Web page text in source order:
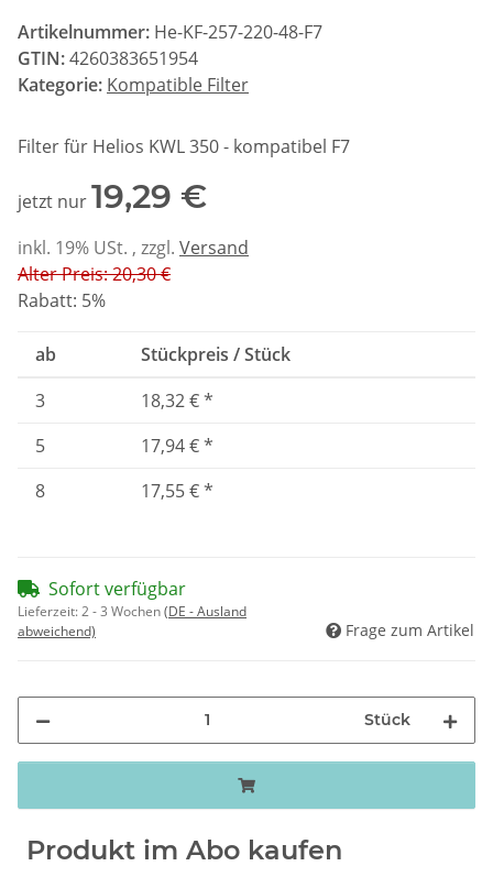
Artikelnummer: He-KF-257-220-48-F7
GTIN:4260383651954
Kategorie: Kompatible Filter
Filter für Helios KWL 350 - kompatibel F7
jetzt nur19,29 €
inkl. 19% USt. , zzgl. Versand
Alter Preis: 20,30 €
Rabatt: 5%
ab
Stückpreis / Stück
3
18,32 €*
5
17,94 €*
8
17,55 €*
Sofort verfügbar
Lieferzeit:2 - 3 Wochen(DE - Ausland
abweichend)
Frage zum Artikel
Stück
Produkt im Abo kaufen